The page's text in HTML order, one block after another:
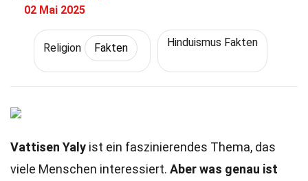
02 Mai 2025
Religion Fakten Hinduismus Fakten
Vattisen Yaly ist ein faszinierendes Thema, das
viele Menschen interessiert. Aber was genau ist